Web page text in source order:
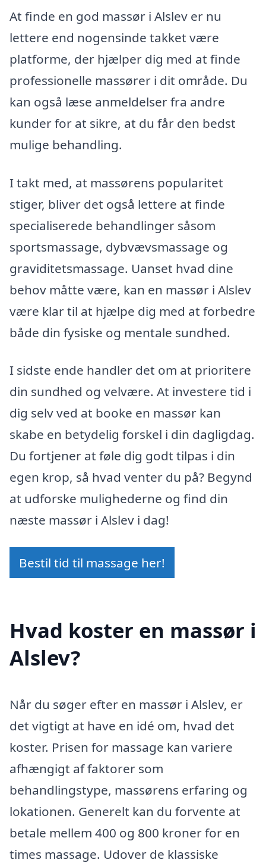
At finde en god massør i Alslev er nu
lettere end nogensinde takket være
platforme, der hjælper dig med at finde
professionelle massører i dit område. Du
kan også læse anmeldelser fra andre
kunder for at sikre, at du får den bedst
mulige behandling.
I takt med, at massørens popularitet
stiger, bliver det også lettere at finde
specialiserede behandlinger såsom
sportsmassage, dybvævsmassage og
graviditetsmassage. Uanset hvad dine
behov måtte være, kan en massør i Alslev
være klar til at hjælpe dig med at forbedre
både din fysiske og mentale sundhed.
I sidste ende handler det om at prioritere
din sundhed og velvære. At investere tid i
dig selv ved at booke en massør kan
skabe en betydelig forskel i din dagligdag.
Du fortjener at føle dig godt tilpas i din
egen krop, så hvad venter du på? Begynd
at udforske mulighederne og find din
næste massør i Alslev i dag!
Bestil tid til massage her!
Hvad koster en massør i
Alslev?
Når du søger efter en massør i Alslev, er
det vigtigt at have en idé om, hvad det
koster. Prisen for massage kan variere
afhængigt af faktorer som
behandlingstype, massørens erfaring og
lokationen. Generelt kan du forvente at
betale mellem 400 og 800 kroner for en
times massage. Udover de klassiske